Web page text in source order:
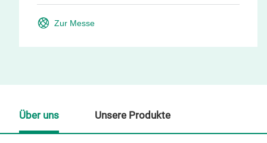
Zur Messe
Über uns Unsere Produkte